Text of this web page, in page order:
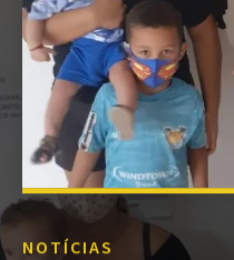
NOTÍCIAS